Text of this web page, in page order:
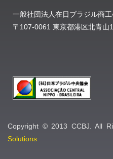
一般社団法人在日ブラジル商
〒107-0061 東京都港区北青山
Copyright © 2013 CCBJ. All
Solutions